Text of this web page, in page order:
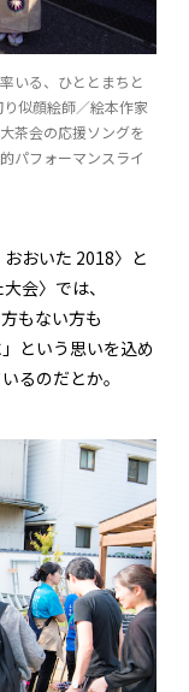
いる、ひととまちと
似顔絵師／絵本作家
茶会の応援ソングを
パフォーマンスライ
おいた 2018〉と
会〉では、
もない方も
という思いを込め
るのだとか。